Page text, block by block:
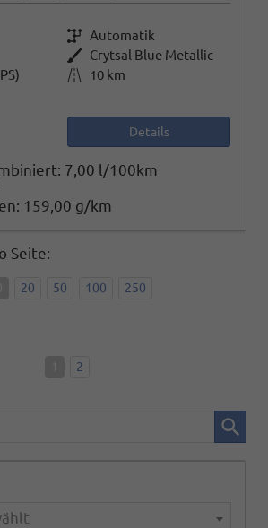
Getriebe Automatik
Außenfarbe Crytsal Blue Metallic
Kilometerstand
10 km
Details
7,00 l/100km
159,00 g/km
Seite:
20 50 100 250
2